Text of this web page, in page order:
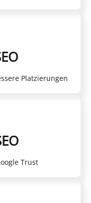
Platzierungen
Trust